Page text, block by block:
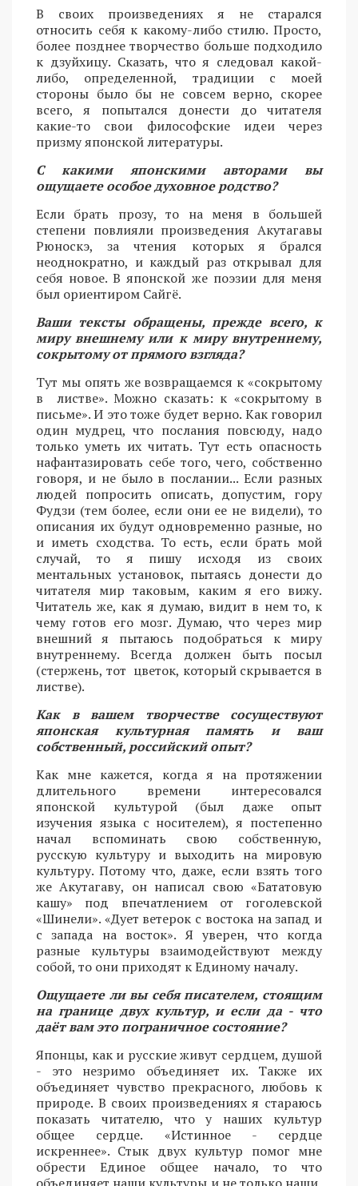
В своих произведениях я не старался
относить себя к какому-либо стилю. Просто,
более позднее творчество больше подходило
к дзуйхицу. Сказать, что я следовал какой-
либо, определенной, традиции с моей
стороны было бы не совсем верно, скорее
всего, я попытался донести до читателя
какие-то свои философские идеи через
призму японской литературы.
С какими японскими авторами вы
ощущаете особое духовное родство?
Если брать прозу, то на меня в большей
степени повлияли произведения Акутагавы
Рюноскэ, за чтения которых я брался
неоднократно, и каждый раз открывал для
себя новое. В японской же поэзии для меня
был ориентиром Сайгё.
Ваши тексты обращены, прежде всего, к
миру внешнему или к миру внутреннему,
сокрытому от прямого взгляда?
Тут мы опять же возвращаемся к «сокрытому
в листве». Можно сказать: к «сокрытому в
письме». И это тоже будет верно. Как говорил
один мудрец, что послания повсюду, надо
только уметь их читать. Тут есть опасность
нафантазировать себе того, чего, собственно
говоря, и не было в послании... Если разных
людей попросить описать, допустим, гору
Фудзи (тем более, если они ее не видели), то
описания их будут одновременно разные, но
и иметь сходства. То есть, если брать мой
случай, то я пишу исходя из своих
ментальных установок, пытаясь донести до
читателя мир таковым, каким я его вижу.
Читатель же, как я думаю, видит в нем то, к
чему готов его мозг. Думаю, что через мир
внешний я пытаюсь подобраться к миру
внутреннему. Всегда должен быть посыл
(стержень, тот цветок, который скрывается в
листве).
Как в вашем творчестве сосуществуют
японская культурная память и ваш
собственный, российский опыт?
Как мне кажется, когда я на протяжении
длительного времени интересовался
японской культурой (был даже опыт
изучения языка с носителем), я постепенно
начал вспоминать свою собственную,
русскую культуру и выходить на мировую
культуру. Потому что, даже, если взять того
же Акутагаву, он написал свою «Бататовую
кашу» под впечатлением от гоголевской
«Шинели». «Дует ветерок с востока на запад и
с запада на восток». Я уверен, что когда
разные культуры взаимодействуют между
собой, то они приходят к Единому началу.
Ощущаете ли вы себя писателем, стоящим
на границе двух культур, и если да - что
даёт вам это пограничное состояние?
Японцы, как и русские живут сердцем, душой
- это незримо объединяет их. Также их
объединяет чувство прекрасного, любовь к
природе. В своих произведениях я стараюсь
показать читателю, что у наших культур
общее сердце. «Истинное - сердце
искреннее». Стык двух культур помог мне
обрести Единое общее начало, то что